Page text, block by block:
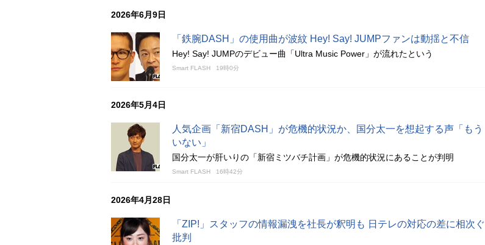
2026年6月9日
「鉄腕DASH」の使用曲が波紋 Hey! Say! JUMPファンは動揺と不信
Hey! Say! JUMPのデビュー曲「Ultra Music Power」が流れたという
Smart FLASH 19時0分
2026年5月4日
人気企画「新宿DASH」が危機的状況か、国分太一を想起する声「もう
いない」
国分太一が肝いりの「新宿ミツバチ計画」が危機的状況にあることが判明
Smart FLASH 16時42分
2026年4月28日
「ZIP!」スタッフの情報漏洩を社長が釈明も 日テレの対応の差に相次ぐ
批判